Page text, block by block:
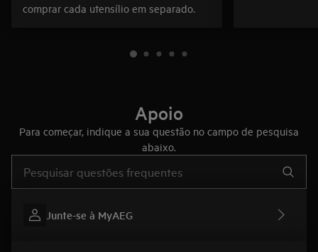
comprar cada utensílio em separado.
Apoio
Para começar, indique a sua questão no campo de pesquisa
abaixo.
Junte-se à MyAEG